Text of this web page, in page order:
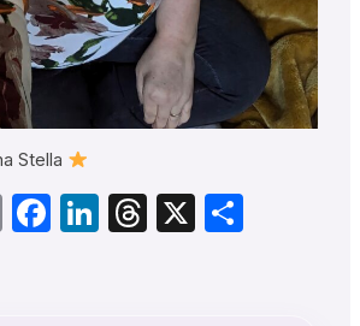
Stella
EmailFacebook
LinkedIn
Threads
X Teilen